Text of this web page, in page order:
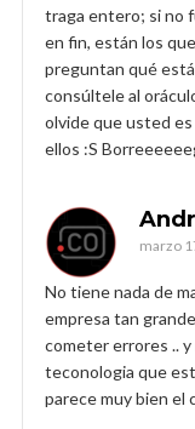
traga entero; si no
en fin, están los
preguntan qué
consúltele al
olvide que usted es
ellos :S
marzo
No tiene nada de
empresa tan
cometer errores ..
teconologia que
parece muy bien el